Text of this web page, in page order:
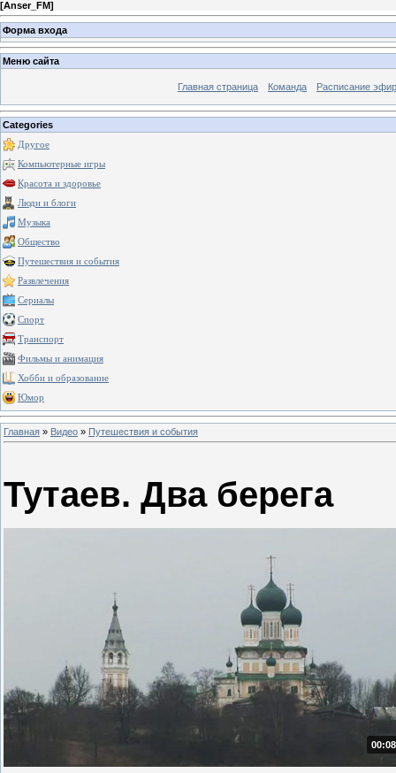
[Anser_FM]
Форма входа
Меню сайта
Главная страница Команда Расписание
Categories
Другое
Компьютерные игры
Красота и здоровье
Люди и блоги
Музыка
Общество
Путешествия и события
Развлечения
Сериалы
Спорт
Транспорт
Фильмы и анимация
Хобби и образование
Юмор
Главная » Видео » Путешествия и события
Тутаев. Два берега